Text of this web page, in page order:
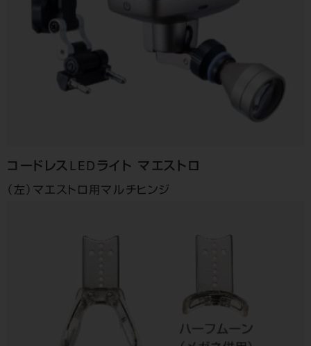
コードレスLEDライト マエストロ
（左）マエストロ用マルチヒンジ